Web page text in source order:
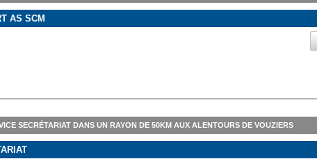
AS SCM
SECRÉTARIAT DANS UN RAYON DE 50KM AUX ALENTOURS DE VOUZIERS